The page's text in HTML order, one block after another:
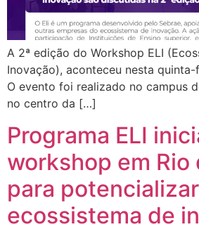
A 2ª edição do Workshop ELI
Inovação), aconteceu nesta quinta-
O evento foi realizado no campus
no centro da […]
Programa ELI
workshop em Rio
para
ecossistema de